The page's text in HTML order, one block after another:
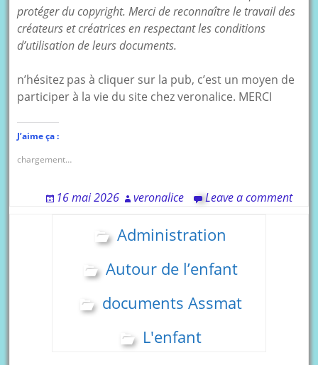
protéger du copyright. Merci de reconnaître le travail des
créateurs et créatrices en respectant les conditions
d’utilisation de leurs documents.
n’hésitez pas à cliquer sur la pub, c’est un moyen de
participer à la vie du site chez veronalice. MERCI
J’aime ça :
chargement…
16 mai 2026 veronalice Leave a comment
Administration
Autour de l’enfant
documents Assmat
L'enfant